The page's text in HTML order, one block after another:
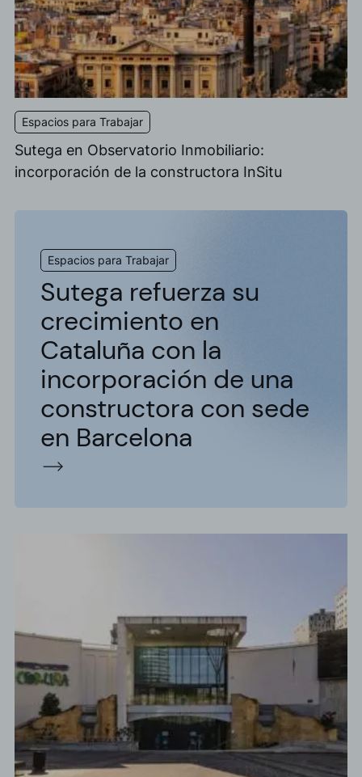
Espacios para Trabajar
Sutega en Observatorio Inmobiliario:
incorporación de la constructora InSitu
Espacios para Trabajar
Sutega refuerza su
crecimiento en
Cataluña con la
incorporación de una
constructora con sede
en Barcelona